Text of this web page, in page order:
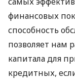
финансовых
способность
позволяет нам
капитала для
кредитных,